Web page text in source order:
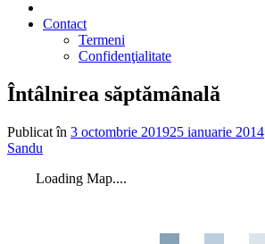
Contact
Termeni
Confidenţialitate
Întâlnirea săptămânală
Publicat în 3 octombrie 201925 ianuarie 2014
Sandu
Loading Map....